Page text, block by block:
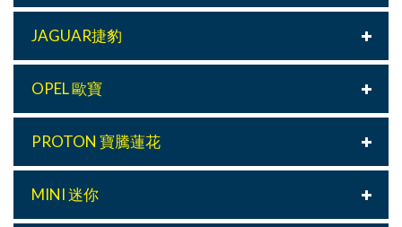
JAGUAR捷豹
OPEL 歐寶
PROTON 寶騰蓮花
MINI 迷你